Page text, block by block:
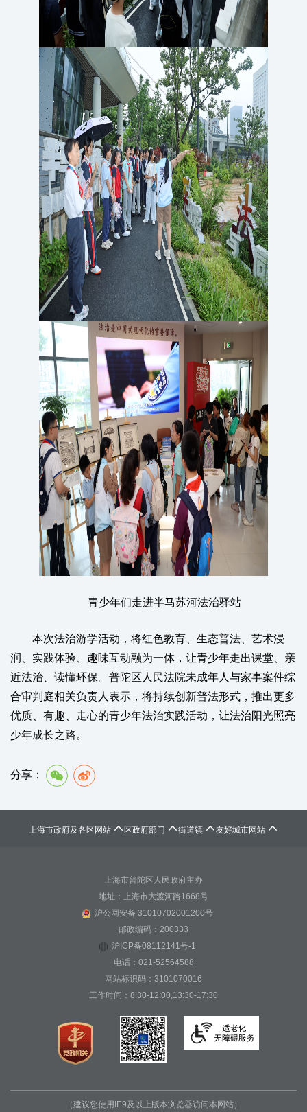
青少年们走进半马苏河法治驿站
本次法治游学活动，将红色教育、生态普法、艺术浸
润、实践体验、趣味互动融为一体，让青少年走出课堂、亲
近法治、读懂环保。普陀区人民法院未成年人与家事案件综
合审判庭相关负责人表示，将持续创新普法形式，推出更多
优质、有趣、走心的青少年法治实践活动，让法治阳光照亮
少年成长之路。
分享：
上海市政府及各区网站  区政府部门 街道镇 友好城市网站 
上海市普陀区人民政府主办
地址：上海市大渡河路1668号
沪公网安备 31010702001200号
邮政编码：200333
沪ICP备08112141号-1
电话：021-52564588
网站标识码：3101070016
工作时间：8:30-12:00,13:30-17:30
（建议您使用IE9及以上版本浏览器访问本网站）